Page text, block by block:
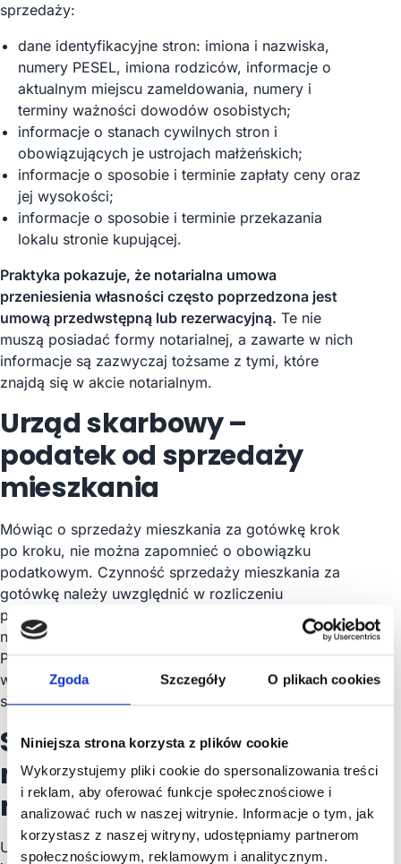
Zgoda Szczegóły O plikach cookies
Niniejsza strona korzysta z plików cookie
Wykorzystujemy pliki cookie do spersonalizowania treści
i reklam, aby oferować funkcje społecznościowe i
analizować ruch w naszej witrynie. Informacje o tym, jak
korzystasz z naszej witryny, udostępniamy partnerom
społecznościowym, reklamowym i analitycznym.
sprzedaży:
dane identyfikacyjne stron: imiona i nazwiska,
numery PESEL, imiona rodziców, informacje o
aktualnym miejscu zameldowania, numery i
terminy ważności dowodów osobistych;
informacje o stanach cywilnych stron i
obowiązujących je ustrojach małżeńskich;
informacje o sposobie i terminie zapłaty ceny oraz
jej wysokości;
informacje o sposobie i terminie przekazania
lokalu stronie kupującej.
Praktyka pokazuje, że notarialna umowa
przeniesienia własności często poprzedzona jest
umową przedwstępną lub rezerwacyjną. Te nie
muszą posiadać formy notarialnej, a zawarte w nich
informacje są zazwyczaj tożsame z tymi, które
znajdą się w akcie notarialnym.
Urząd skarbowy –
podatek od sprzedaży
mieszkania
Mówiąc o sprzedaży mieszkania za gotówkę krok
po kroku, nie można zapomnieć o obowiązku
podatkowym. Czynność sprzedaży mieszkania za
gotówkę należy uwzględnić w rozliczeniu
podatkowym, jeśli od zakupu zbywanej
nieruchomości minęło mniej niż 5 lat podatkowych.
Podatek należny wynosi w tym przypadku 19%
wartości ceny, która została zapisana w umowie
sprzedaży mieszkania.
Sprawdź, ile masz czasu
na opuszczenie
mieszkania
Ustawodawca nie określa konkretnego terminu, w